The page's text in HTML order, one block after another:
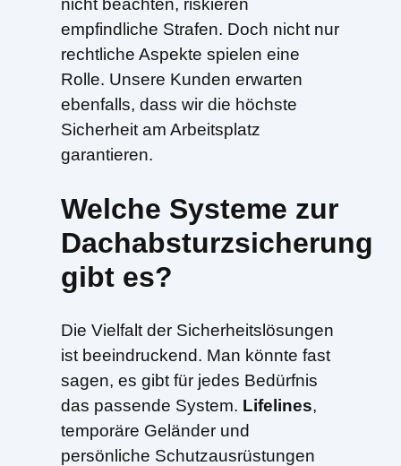
nicht beachten, riskieren
empfindliche Strafen. Doch nicht nur
rechtliche Aspekte spielen eine
Rolle. Unsere Kunden erwarten
ebenfalls, dass wir die höchste
Sicherheit am Arbeitsplatz
garantieren.
Welche Systeme zur
Dachabsturzsicherung
gibt es?
Die Vielfalt der Sicherheitslösungen
ist beeindruckend. Man könnte fast
sagen, es gibt für jedes Bedürfnis
das passende System. Lifelines,
temporäre Geländer und
persönliche Schutzausrüstungen